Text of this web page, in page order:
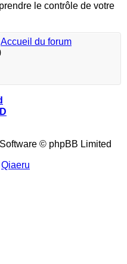
le contrôle de votre
Accueil du forum
© phpBB Limited
Qiaeru